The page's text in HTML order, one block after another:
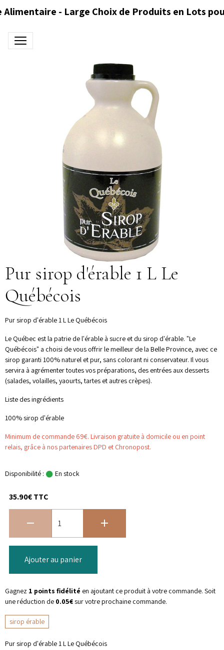
Alimentaire - Large Choix de Produits en Lots
Pur sirop d'érable 1 L Le
Québécois
Pur sirop d'érable 1 L Le Québécois
Le Québec est la patrie de l'érable à sucre et du sirop d'érable. "Le
Québécois" a choisi de vous offrir le meilleur de la Belle Province, avec ce
sirop garanti 100% naturel et pur, sans colorant ni conservateur. Il vous
servira à agrémenter toutes vos préparations, des entrées aux desserts
(salades, volailles, yaourts, tartes et autres crèpes).
Liste des ingrédients
100% sirop d'érable
Minimum de commande 69€. Livraison gratuite à domicile ou en point
relais, grâce à nos partenaires DPD et Chronopost.
Disponibilité : En stock
35.90€ TTC
Ajouter au panier
Gagnez 1 points fidélité en ajoutant ce produit à votre commande. Soit
une réduction de 0.05€sur votre prochaine commande.
sirop érable
Pur sirop d'érable 1 L Le Québécois